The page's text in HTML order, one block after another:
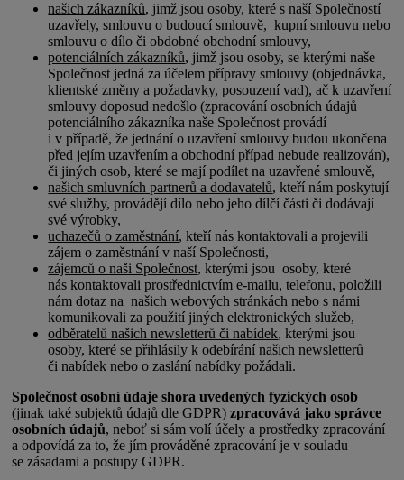
našich zákazníků, jimž jsou osoby, které s naší Společností
uzavřely, smlouvu o budoucí smlouvě, kupní smlouvu nebo
smlouvu o dílo či obdobné obchodní smlouvy,
potenciálních zákazníků, jimž jsou osoby, se kterými naše
Společnost jedná za účelem přípravy smlouvy (objednávka,
klientské změny a požadavky, posouzení vad), ač k uzavření
smlouvy doposud nedošlo (zpracování osobních údajů
potenciálního zákazníka naše Společnost provádí
i v případě, že jednání o uzavření smlouvy budou ukončena
před jejím uzavřením a obchodní případ nebude realizován),
či jiných osob, které se mají podílet na uzavřené smlouvě,
našich smluvních partnerů a dodavatelů, kteří nám poskytují
své služby, provádějí dílo nebo jeho dílčí části či dodávají
své výrobky,
uchazečů o zaměstnání, kteří nás kontaktovali a projevili
zájem o zaměstnání v naší Společnosti,
zájemců o naši Společnost, kterými jsou osoby, které
nás kontaktovali prostřednictvím e-mailu, telefonu, položili
nám dotaz na našich webových stránkách nebo s námi
komunikovali za použití jiných elektronických služeb,
odběratelů našich newsletterů či nabídek, kterými jsou
osoby, které se přihlásily k odebírání našich newsletterů
či nabídek nebo o zaslání nabídky požádali.
Společnost osobní údaje shora uvedených fyzických osob
(jinak také subjektů údajů dle GDPR)zpracovává jako správce
osobních údajů, neboť si sám volí účely a prostředky zpracování
a odpovídá za to, že jím prováděné zpracování je v souladu
se zásadami a postupy GDPR.